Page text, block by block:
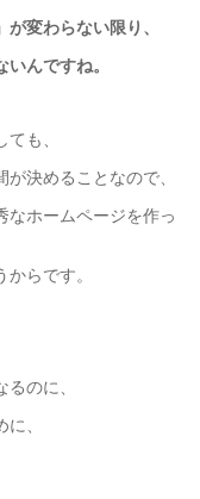
変わらない限り、
んですね。
も、
決めることなので、
なホームページを作っ
らです。
のに、
、